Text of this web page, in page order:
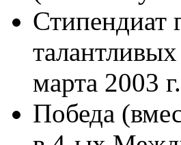
Стипендиат
марта 2003
Победа